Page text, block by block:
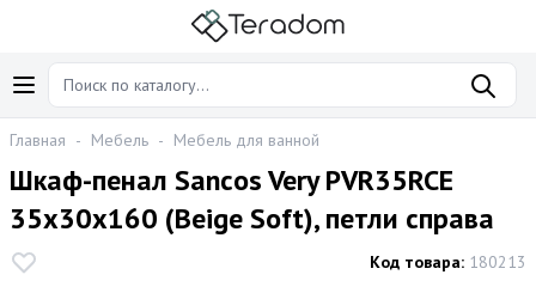
Главная - Мебель - Мебель для ванной
Шкаф-пенал Sancos Very PVR35RCE
35х30х160 (Beige Soft), петли справа
Код товара: 180213